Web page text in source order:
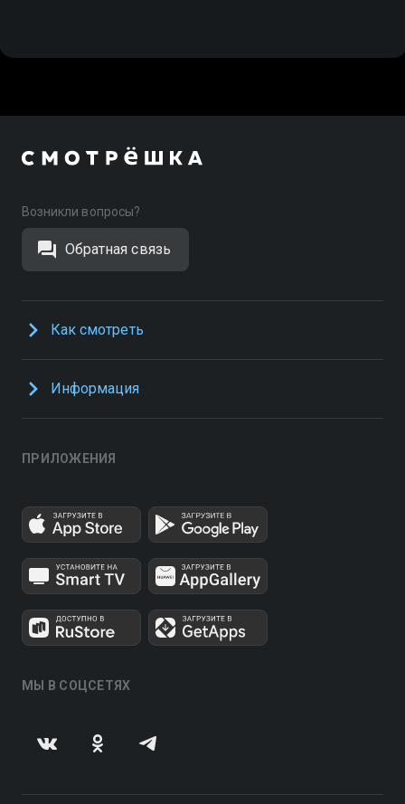
Возникли вопросы?
Обратная связь
Как смотреть
Информация
ПРИЛОЖЕНИЯ
МЫ В СОЦСЕТЯХ